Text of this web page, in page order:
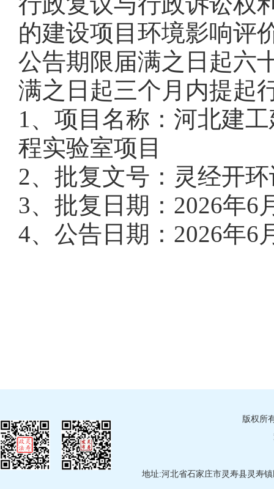
的建设项目环境影响评
公告期限届满之日起六
满之日起三个月内提起
1、项目名称：河北建
程实验室项目
2、批复文号：灵经开
3、批复日期：2026年6
4、公告日期：2026年6